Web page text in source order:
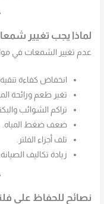
لماذا يجب تغيير
عدم تغيير الشمعات في
انخفاض كفاءة تنقية
تغير طعم ورائحة
تراكم الشوائب
ضعف ضغط المياه.
تلف أجزاء الفلتر.
زيادة تكاليف الصيانة.
نصائح للحفاظ على